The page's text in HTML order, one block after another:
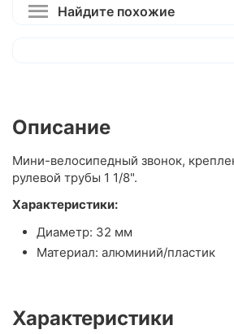
Найдите похожие
Описание
Мини-велосипедный звонок,
рулевой трубы 1 1/8".
Характеристики:
Диаметр: 32 мм
Материал: алюминий/пластик
Характеристики